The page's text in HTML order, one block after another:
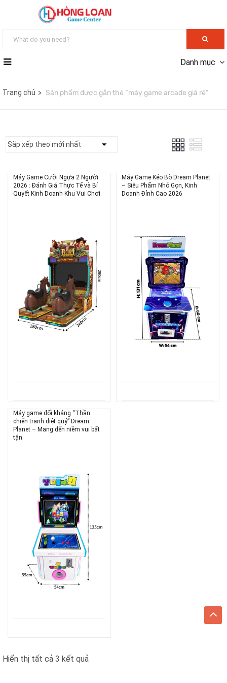
Danh mục
Trang chủ Sản phẩm được gắn thẻ “máy game arcade giá rẻ”
Máy Game Cưỡi Ngựa 2 Người
2026 : Đánh Giá Thực Tế và Bí
Quyết Kinh Doanh Khu Vui Chơi
Máy Game Kéo Bò Dream Planet
– Siêu Phẩm Nhỏ Gọn, Kinh
Doanh Đỉnh Cao 2026
Máy game đối kháng “Thần
chiến tranh diệt quỷ” Dream
Planet – Mang đến niềm vui bất
tận
Hiển thị tất cả 3 kết quảĐã